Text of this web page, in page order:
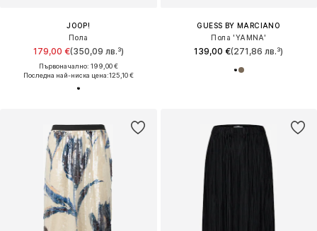
JOOP!
Пола
179,00 €(350,09 лв.³)
Първоначално: 199,00 €
Последна най-ниска цена:125,10 €
GUESS BY MARCIANO
Пола 'YAMNA'
139,00 €(271,86 лв.³)